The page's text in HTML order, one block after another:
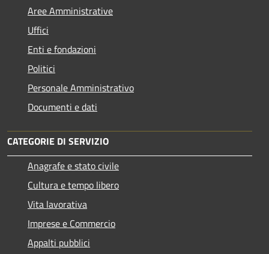
Aree Amministrative
Uffici
Enti e fondazioni
Politici
Personale Amministrativo
Documenti e dati
CATEGORIE DI SERVIZIO
Anagrafe e stato civile
Cultura e tempo libero
Vita lavorativa
Imprese e Commercio
Appalti pubblici